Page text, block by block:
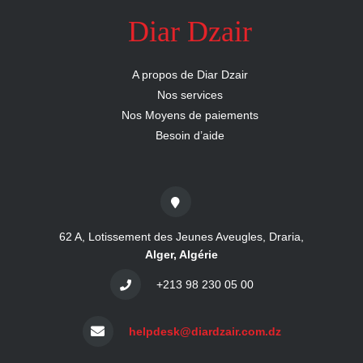
Diar Dzair
A propos de Diar Dzair
Nos services
Nos Moyens de paiements
Besoin d’aide
62 A, Lotissement des Jeunes Aveugles, Draria,
Alger, Algérie
+213 98 230 05 00
helpdesk@diardzair.com.dz